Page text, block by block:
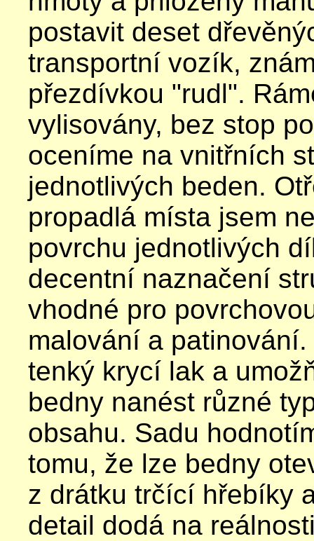
postavit deset
transportní vozík,
přezdívkou "rudl".
vylisovány, bez stop
oceníme na vnitřních
jednotlivých beden.
propadlá místa jsem
povrchu jednotlivých
decentní naznačení
vhodné pro
malování a
tenký krycí lak a
bedny nanést různé
obsahu. Sadu
tomu, že lze bedny
z drátku trčící hřebíky
detail dodá na